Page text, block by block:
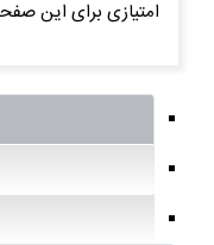
امتیازی برای این